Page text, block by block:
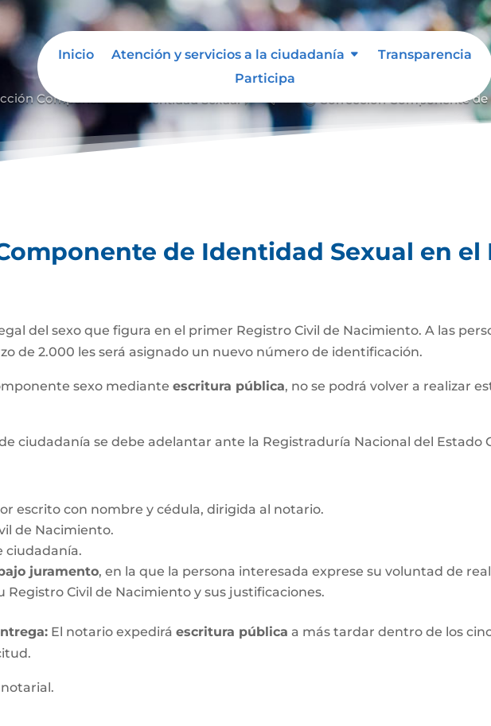
Inicio Atención y servicios a la ciudadanía
Transparencia
Participa
Componente De Identidad Sexual
Corrección Componente
de Identidad Sexual en el
del sexo que figura en el primer Registro Civil de Nacimiento. A las
de 2.000 les será asignado un nuevo número de identificación.
sexo medianteescritura pública, no se podrá volver a realizar
ciudadanía se debe adelantar ante la Registraduría Nacional del Estado
escrito con nombre y cédula, dirigida al notario.
de Nacimiento.
ciudadanía.
juramento, en la que la persona interesada exprese su voluntad de
Registro Civil de Nacimiento y sus justificaciones.
: El notario expediráescritura pública a más tardar dentro de los